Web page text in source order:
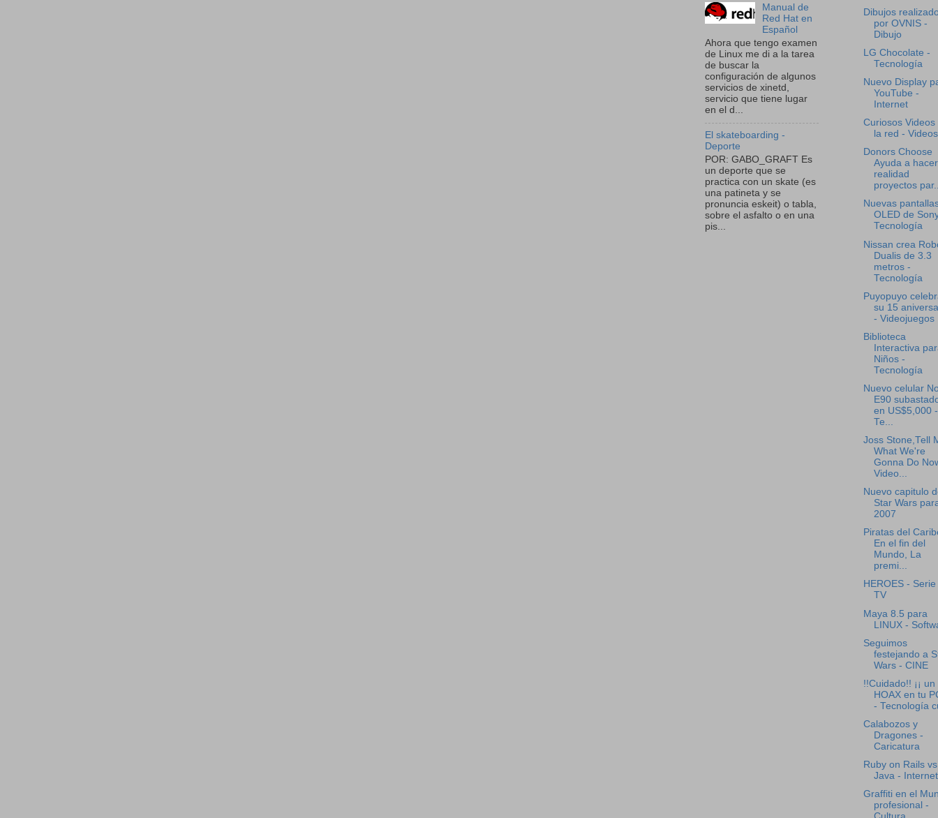
Manual de
Red Hat en
Español
Ahora que tengo examen
de Linux me di a la tarea
de buscar la
configuración de algunos
servicios de xinetd,
servicio que tiene lugar
en el d...
El skateboarding -
Deporte
POR: GABO_GRAFT Es
un deporte que se
practica con un skate (es
una patineta y se
pronuncia eskeit) o tabla,
sobre el asfalto o en una
pis...
Dibujos
por OVNIS -
Dibujo
LG Chocolate -
Tecnología
Nuevo Display
YouTube -
Internet
Curiosos Videos
la red - Videos
Donors Choose
Ayuda a hacer
realidad
proyectos
Nuevas
OLED de
Tecnología
Nissan crea
Dualis de 3.3
metros -
Tecnología
Puyopuyo
su 15
- Videojuegos
Biblioteca
Interactiva
Niños -
Tecnología
Nuevo celular
E90
en US$5,000 -
Te...
Joss Stone,Tell
What We're
Gonna Do
Video...
Nuevo capitulo
Star Wars
2007
Piratas del
En el fin del
Mundo, La
premi...
HEROES -
TV
Maya 8.5 para
LINUX -
Seguimos
festejando a
Wars - CINE
!!Cuidado!! ¡¡ un
HOAX en tu
- Tecnología
Calabozos y
Dragones -
Caricatura
Ruby on Rails vs
Java - Internet
Graffiti en el
profesional -